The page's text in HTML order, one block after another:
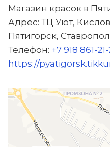
Магазин красок в
Адрес: ТЦ Уют,
Пятигорск,
Телефон: +7 918 861-21-
https://